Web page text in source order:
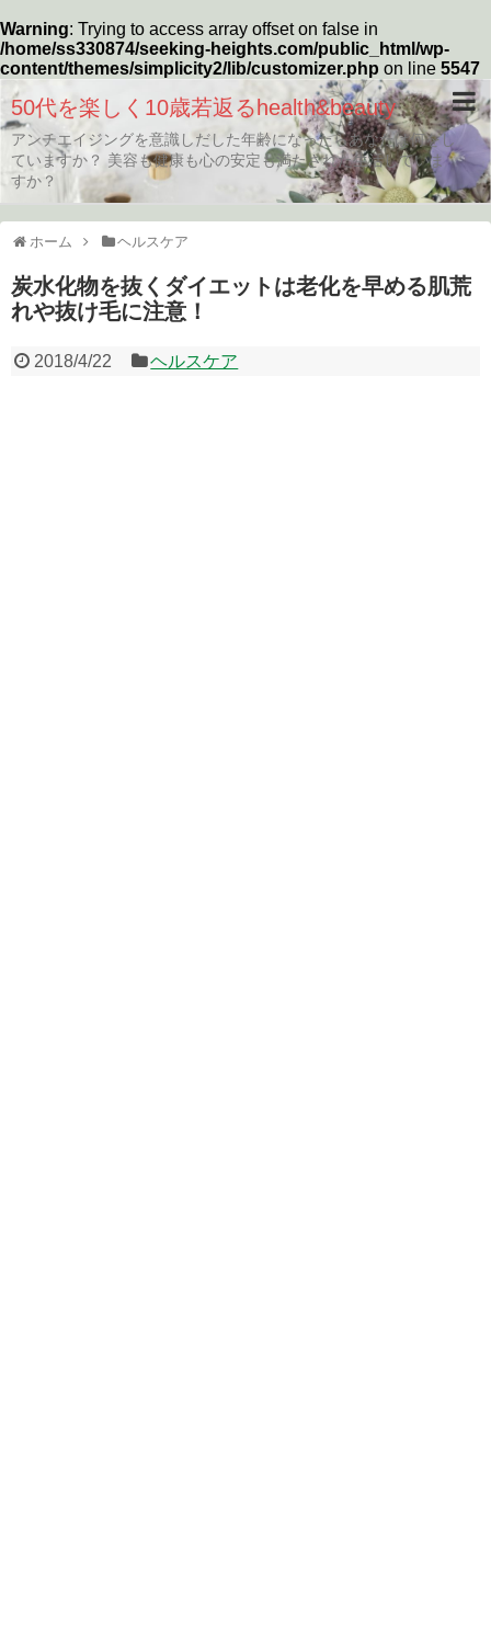
Warning: Trying to access array offset on false in
/home/ss330874/seeking-heights.com/public_html/wp-
content/themes/simplicity2/lib/customizer.php on line 5547
50代を楽しく10歳若返るhealth&beauty
アンチエイジングを意識しだした年齢になったらあなたは何をし
ていますか？ 美容も健康も心の安定も満たされた生活していま
すか？
ホーム ヘルスケア
炭水化物を抜くダイエットは老化を早める肌荒
れや抜け毛に注意！
2018/4/22 ヘルスケア